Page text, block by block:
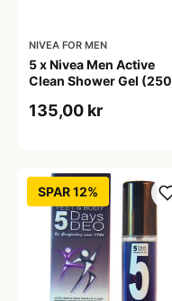
NIVEA FOR MEN
5 x Nivea Men Active
Clean Shower Gel (250
135,00 kr
SPAR 12%